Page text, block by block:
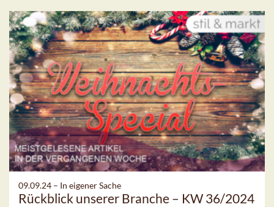
09.09.24 – In eigener Sache
Rückblick unserer Branche – KW 36/2024